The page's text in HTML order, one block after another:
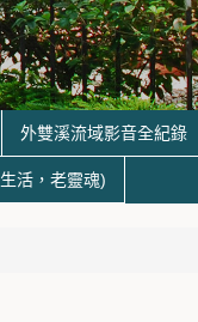
外雙溪流域影音全紀錄
活，老靈魂)